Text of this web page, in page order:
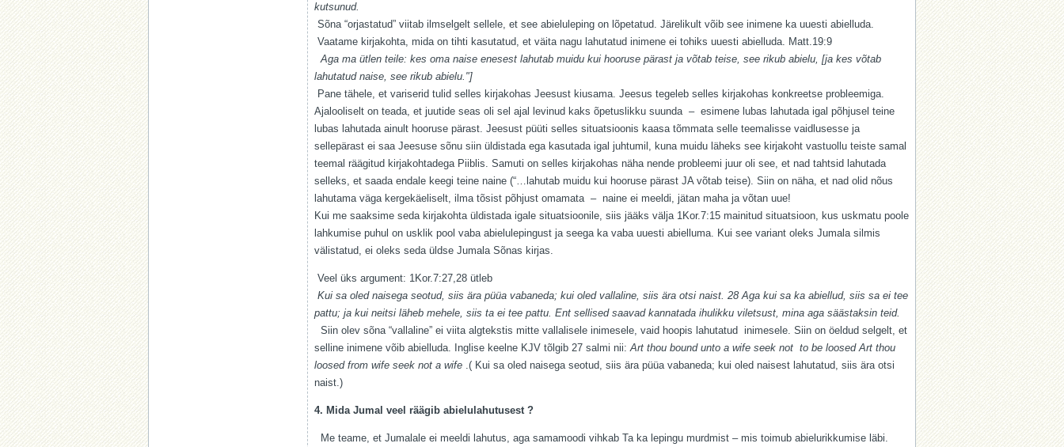
kutsunud.
Sõna “orjastatud” viitab ilmselgelt sellele, et see abieluleping on lõpetatud. Järelikult võib see inimene ka uuesti abielluda.
Vaatame kirjakohta, mida on tihti kasutatud, et väita nagu lahutatud inimene ei tohiks uuesti abielluda. Matt.19:9
Aga ma ütlen teile: kes oma naise enesest lahutab muidu kui hooruse pärast ja võtab teise, see rikub abielu, [ja kes võtab
lahutatud naise, see rikub abielu."]
Pane tähele, et variserid tulid selles kirjakohas Jeesust kiusama. Jeesus tegeleb selles kirjakohas konkreetse probleemiga.
Ajalooliselt on teada, et juutide seas oli sel ajal levinud kaks õpetuslikku suunda – esimene lubas lahutada igal põhjusel teine
lubas lahutada ainult hooruse pärast. Jeesust püüti selles situatsioonis kaasa tõmmata selle teemalisse vaidlusesse ja
sellepärast ei saa Jeesuse sõnu siin üldistada ega kasutada igal juhtumil, kuna muidu läheks see kirjakoht vastuollu teiste samal
teemal räägitud kirjakohtadega Piiblis. Samuti on selles kirjakohas näha nende probleemi juur oli see, et nad tahtsid lahutada
selleks, et saada endale keegi teine naine (“…lahutab muidu kui hooruse pärast JA võtab teise). Siin on näha, et nad olid nõus
lahutama väga kergekäeliselt, ilma tõsist põhjust omamata – naine ei meeldi, jätan maha ja võtan uue!
Kui me saaksime seda kirjakohta üldistada igale situatsioonile, siis jääks välja 1Kor.7:15 mainitud situatsioon, kus uskmatu poole
lahkumise puhul on usklik pool vaba abielulepingust ja seega ka vaba uuesti abielluma. Kui see variant oleks Jumala silmis
välistatud, ei oleks seda üldse Jumala Sõnas kirjas.
Veel üks argument: 1Kor.7:27,28 ütleb
Kui sa oled naisega seotud, siis ära püüa vabaneda; kui oled vallaline, siis ära otsi naist. 28 Aga kui sa ka abiellud, siis sa ei tee
pattu; ja kui neitsi läheb mehele, siis ta ei tee pattu. Ent sellised saavad kannatada ihulikku viletsust, mina aga säästaksin teid.
Siin olev sõna “vallaline” ei viita algtekstis mitte vallalisele inimesele, vaid hoopis lahutatud inimesele. Siin on öeldud selgelt, et
selline inimene võib abielluda. Inglise keelne KJV tõlgib 27 salmi nii:Art thou bound unto a wife seek not to be loosed Art thou
loosed from wife seek not a wife .( Kui sa oled naisega seotud, siis ära püüa vabaneda; kui oled naisest lahutatud, siis ära otsi
naist.)
4. Mida Jumal veel räägib abielulahutusest ?
Me teame, et Jumalale ei meeldi lahutus, aga samamoodi vihkab Ta ka lepingu murdmist – mis toimub abielurikkumise läbi.